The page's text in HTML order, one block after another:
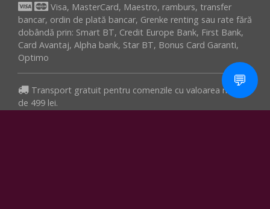
Visa, MasterCard, Maestro, ramburs, transfer
bancar, ordin de plată bancar, Grenke renting sau rate fără
dobândă prin: Smart BT, Credit Europe Bank, First Bank,
Card Avantaj, Alpha bank, Star BT, Bonus Card Garanti,
Optimo
Transport gratuit pentru comenzile cu valoarea minima
de 499 lei.
💬